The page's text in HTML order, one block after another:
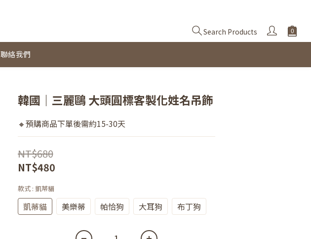
Search Products
聯絡我們
韓國｜三麗鷗 大頭圓標客製化姓名吊飾
🔸預購商品下單後需約15-30天
NT$680
NT$480
款式 : 凱蒂貓
凱蒂貓 美樂蒂 帕恰狗 大耳狗 布丁狗